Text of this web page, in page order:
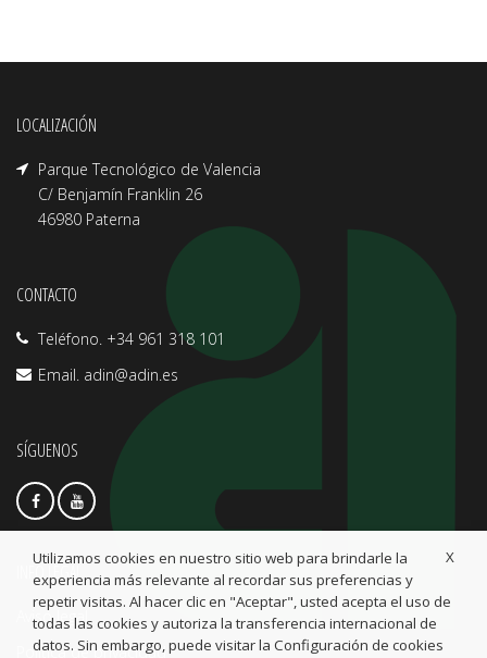
LOCALIZACIÓN
Parque Tecnológico de Valencia
C/ Benjamín Franklin 26
46980 Paterna
CONTACTO
Teléfono. +34 961 318 101
Email. adin@adin.es
SÍGUENOS
INFO LEGAL
Aviso legal
Política de privacidad
X
Utilizamos cookies en nuestro sitio web para brindarle la
experiencia más relevante al recordar sus preferencias y
repetir visitas. Al hacer clic en "Aceptar", usted acepta el uso de
todas las cookies y autoriza la transferencia internacional de
datos. Sin embargo, puede visitar la Configuración de cookies